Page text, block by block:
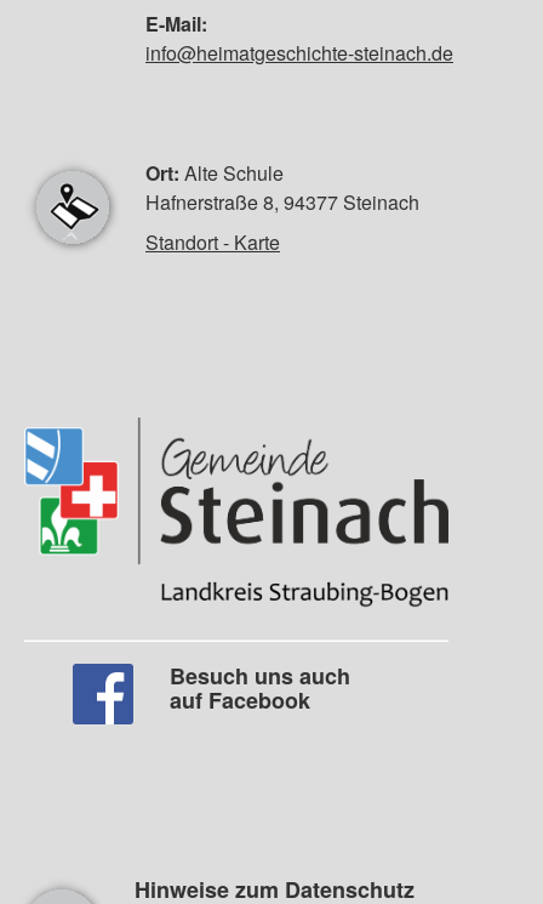
E-Mail:
info@heimatgeschichte-steinach.de
Ort: Alte Schule
Hafnerstraße 8, 94377 Steinach
Standort - Karte
Besuch uns auch
auf Facebook
Hinweise zum Datenschutz